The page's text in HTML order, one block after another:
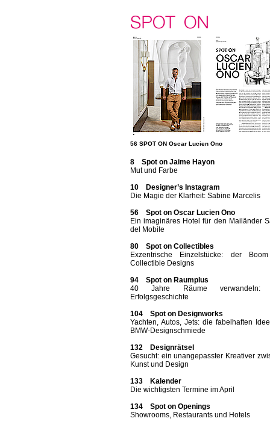
56 SPOT ON Oscar Lucien Ono
8 Spot on Jaime Hayon
Mut und Farbe
10 Designer’s Instagram
Die Magie der Klarheit: Sabine Marcelis
56 Spot on Oscar Lucien Ono
Ein imaginäres Hotel für den Mailänder
del Mobile
80 Spot on Collectibles
Exzentrische Einzelstücke: der
Collectible Designs
94 Spot on Raumplus
40 Jahre Räume verwandeln:
Erfolgsgeschichte
104 Spot on Designworks
Yachten, Autos, Jets: die fabelhaften
BMW-Designschmiede
132 Designrätsel
Gesucht: ein unangepasster Kreativer
Kunst und Design
133 Kalender
Die wichtigsten Termine im April
134 Spot on Openings
Showrooms, Restaurants und Hotels